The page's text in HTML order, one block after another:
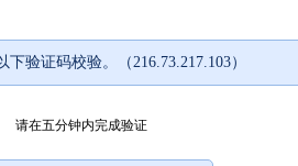
验证码校验。（216.73.217.103）
请在五分钟内完成验证